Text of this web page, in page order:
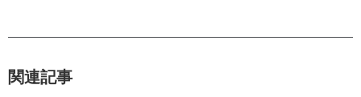
関連記事